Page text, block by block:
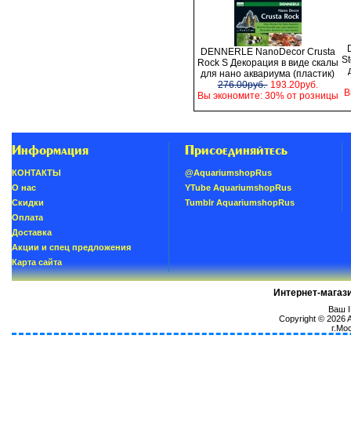
DENNERLE NanoDecor Crusta
Rock S Декорация в виде скалы
для нано аквариума (пластик)
276.00руб. 193.20руб.
Вы экономите: 30% от розницы
Информация
КОНТАКТЫ
О нас
Скидки
Oплатa
Доставка
Акции и спец предложения
Карта сайта
Присоединяйтесь
@AquariumshopRus
YTube AquariumshopRus
Tumblr AquariumshopRus
Интернет-
Ваш
Copyright © 2026